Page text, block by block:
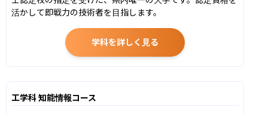
活かして即戦力の技術者を目指します。
学科を詳しく見る
工学科 知能情報コース